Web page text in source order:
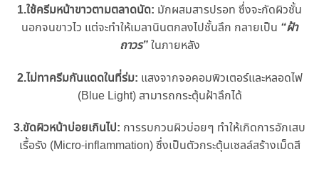
1.ใช้ครีมหน้าขาวตามตลาดนัด: มักผสมสารปรอท ซึ่งจะกัดผิวชั้น
นอกจนขาวไว แต่จะทำให้เมลานินตกลงไปชั้นลึก กลายเป็น “ฝ้า
ถาวร”ในภายหลัง
2.ไม่ทาครีมกันแดดในที่ร่ม: แสงจากจอคอมพิวเตอร์และหลอดไฟ
(Blue Light) สามารถกระตุ้นฝ้าลึกได้
3.ขัดผิวหน้าบ่อยเกินไป: การรบกวนผิวบ่อยๆ ทำให้เกิดการอักเสบ
เรื้อรัง (Micro-inflammation) ซึ่งเป็นตัวกระตุ้นเซลล์สร้างเม็ดสี